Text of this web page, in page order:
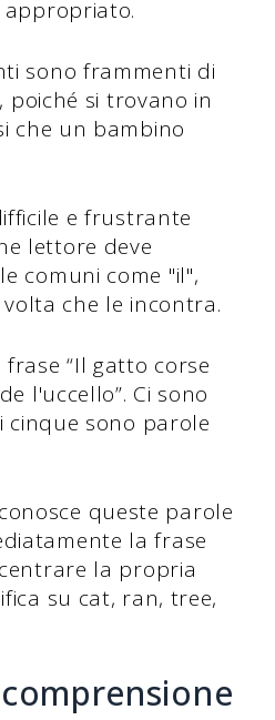
sono frammenti di
si trovano in
che un bambino
e frustrante
lettore deve
comuni come "il",
che le incontra.
“Il gatto corse
l'uccello”. Ci sono
cinque sono parole
queste parole
la frase
la propria
su cat, ran, tree,